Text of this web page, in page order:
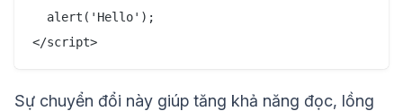
  alert('Hello');
Sự chuyển đổi này giúp tăng khả năng đọc, lồng